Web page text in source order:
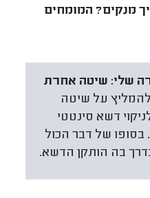
מנקים? המומחים
שלי: שיטה אחרת
על שיטה
דשא סינטטי
בסופו של דבר הכול
בה הותקן הדשא.